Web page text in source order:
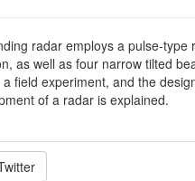
radar employs a pulse-
as well as four narrow tilted
a field experiment, and the
of a radar is explained.